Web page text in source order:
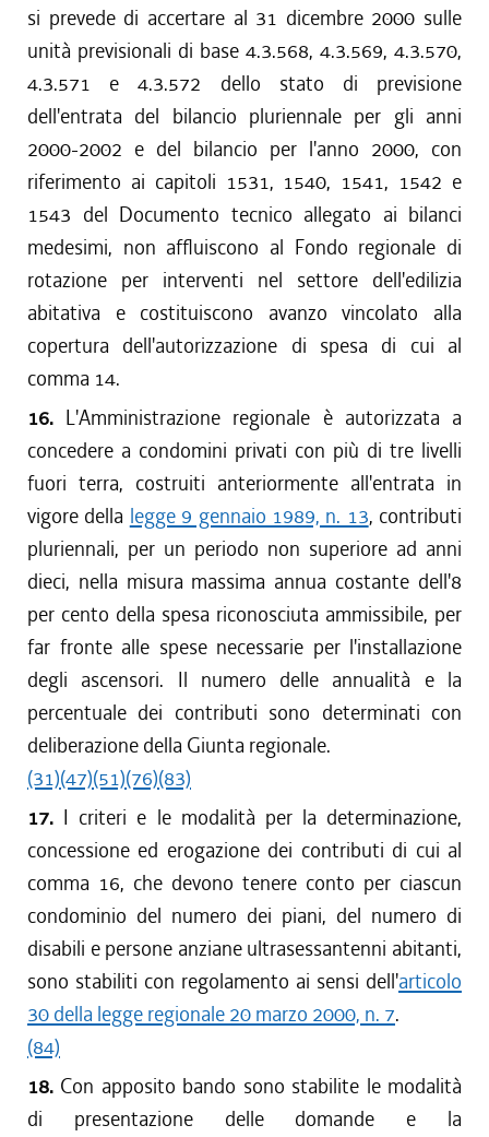
si prevede di accertare al 31 dicembre 2000 sulle
unità previsionali di base 4.3.568, 4.3.569, 4.3.570,
4.3.571 e 4.3.572 dello stato di previsione
dell'entrata del bilancio pluriennale per gli anni
2000-2002 e del bilancio per l'anno 2000, con
riferimento ai capitoli 1531, 1540, 1541, 1542 e
1543 del Documento tecnico allegato ai bilanci
medesimi, non affluiscono al Fondo regionale di
rotazione per interventi nel settore dell'edilizia
abitativa e costituiscono avanzo vincolato alla
copertura dell'autorizzazione di spesa di cui al
comma 14.
16. L'Amministrazione regionale è autorizzata a
concedere a condomini privati con più di tre livelli
fuori terra, costruiti anteriormente all'entrata in
vigore della legge 9 gennaio 1989, n. 13, contributi
pluriennali, per un periodo non superiore ad anni
dieci, nella misura massima annua costante dell'8
per cento della spesa riconosciuta ammissibile, per
far fronte alle spese necessarie per l'installazione
degli ascensori. Il numero delle annualità e la
percentuale dei contributi sono determinati con
deliberazione della Giunta regionale.
(31)(47)(51)(76)(83)
17. I criteri e le modalità per la determinazione,
concessione ed erogazione dei contributi di cui al
comma 16, che devono tenere conto per ciascun
condominio del numero dei piani, del numero di
disabili e persone anziane ultrasessantenni abitanti,
sono stabiliti con regolamento ai sensi dell'articolo
30 della legge regionale 20 marzo 2000, n. 7.
(84)
18. Con apposito bando sono stabilite le modalità
di presentazione delle domande e la